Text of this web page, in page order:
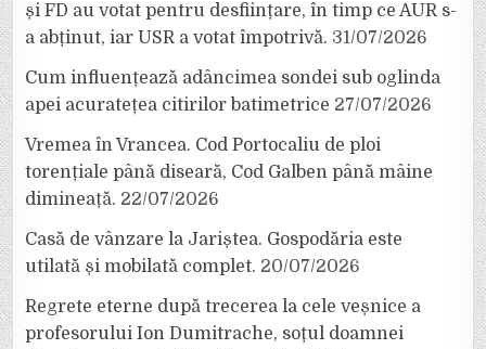
și FD au votat pentru desființare, în timp ce AUR s-
a abținut, iar USR a votat împotrivă. 31/07/2026
Cum influențează adâncimea sondei sub oglinda
apei acuratețea citirilor batimetrice 27/07/2026
Vremea în Vrancea. Cod Portocaliu de ploi
torențiale până diseară, Cod Galben până mâine
dimineață. 22/07/2026
Casă de vânzare la Jariștea. Gospodăria este
utilată și mobilată complet. 20/07/2026
Regrete eterne după trecerea la cele veșnice a
profesorului Ion Dumitrache, soțul doamnei